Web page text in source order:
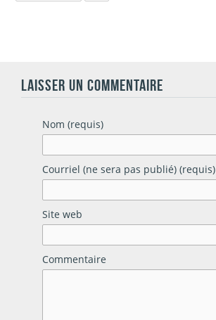
LAISSER UN COMMENTAIRE
Nom (requis)
Courriel (ne sera pas publié) (requis)
Site web
Commentaire